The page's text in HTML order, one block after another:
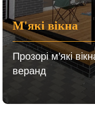
М'які вікна
Прозорі м’які
веранд
вартості
варіантах